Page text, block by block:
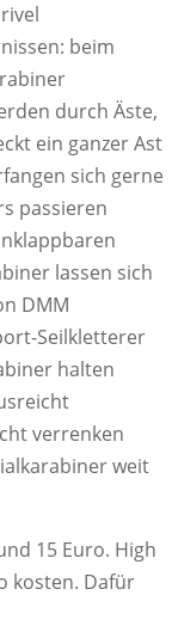
beim
durch Äste,
ein ganzer Ast
sich gerne
passieren
lassen sich
DMM
Seilkletterer
halten
verrenken
weit
15 Euro. High
kosten. Dafür